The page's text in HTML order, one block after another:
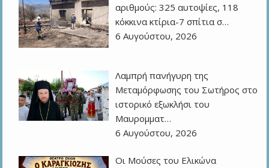
αριθμούς: 325 αυτοψίες, 118
κόκκινα κτίρια-7 σπίτια σ…
6 Αυγούστου, 2026
Λαμπρή πανήγυρη της
Μεταμόρφωσης του Σωτήρος στο
ιστορικό εξωκλήσι του
Μαυρομματ…
6 Αυγούστου, 2026
Οι Μούσες του Ελικώνα